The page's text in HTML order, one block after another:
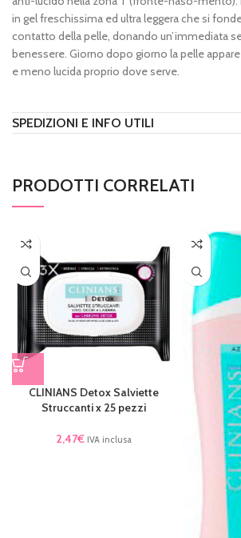
in gel freschissima ed ultra leggera che si
contatto della pelle, donando un’immediata
benessere. Giorno dopo giorno la pelle
e meno lucida proprio dove serve.
SPEDIZIONI E INFO UTILI
PRODOTTI CORRELATI
CLINIANS Detox Salviette
Struccanti x 25 pezzi
2,47€ IVA inclusa